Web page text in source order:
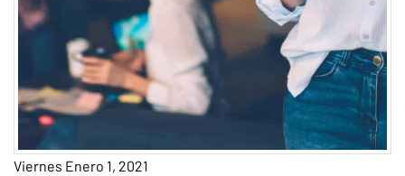
Viernes Enero 1, 2021